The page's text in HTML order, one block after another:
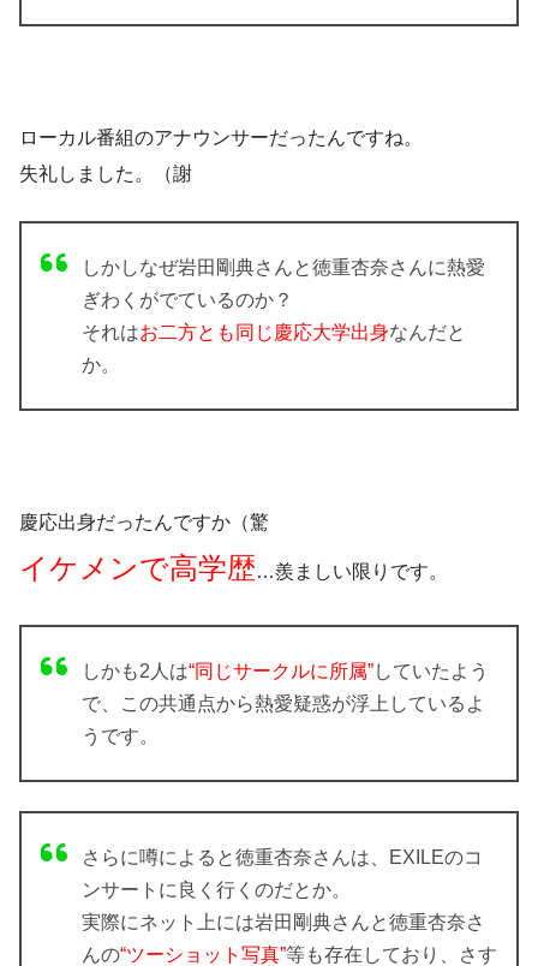
ローカル番組のアナウンサーだったんですね。
失礼しました。（謝
しかしなぜ岩田剛典さんと徳重杏奈さんに熱愛
ぎわくがでているのか？
それはお二方とも同じ慶応大学出身なんだと
か。
慶応出身だったんですか（驚
イケメンで高学歴…羨ましい限りです。
しかも2人は“同じサークルに所属”していたよう
で、この共通点から熱愛疑惑が浮上しているよ
うです。
さらに噂によると徳重杏奈さんは、EXILEのコ
ンサートに良く行くのだとか。
実際にネット上には岩田剛典さんと徳重杏奈さ
んの“ツーショット写真”等も存在しており、さす